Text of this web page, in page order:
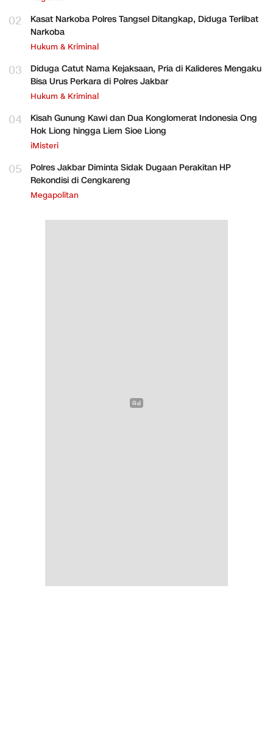
02
Kasat Narkoba Polres Tangsel Ditangkap, Diduga Terlibat
Narkoba
Hukum & Kriminal
03
Diduga Catut Nama Kejaksaan, Pria di Kalideres Mengaku
Bisa Urus Perkara di Polres Jakbar
Hukum & Kriminal
04
Kisah Gunung Kawi dan Dua Konglomerat Indonesia Ong
Hok Liong hingga Liem Sioe Liong
iMisteri
05
Polres Jakbar Diminta Sidak Dugaan Perakitan HP
Rekondisi di Cengkareng
Megapolitan